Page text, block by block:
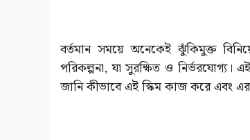
বর্তমান সময়ে অনেকেই ঝুঁকিমুক্ত
পরিকল্পনা, যা সুরক্ষিত ও
জানি কীভাবে এই স্কিম কাজ করে এবং